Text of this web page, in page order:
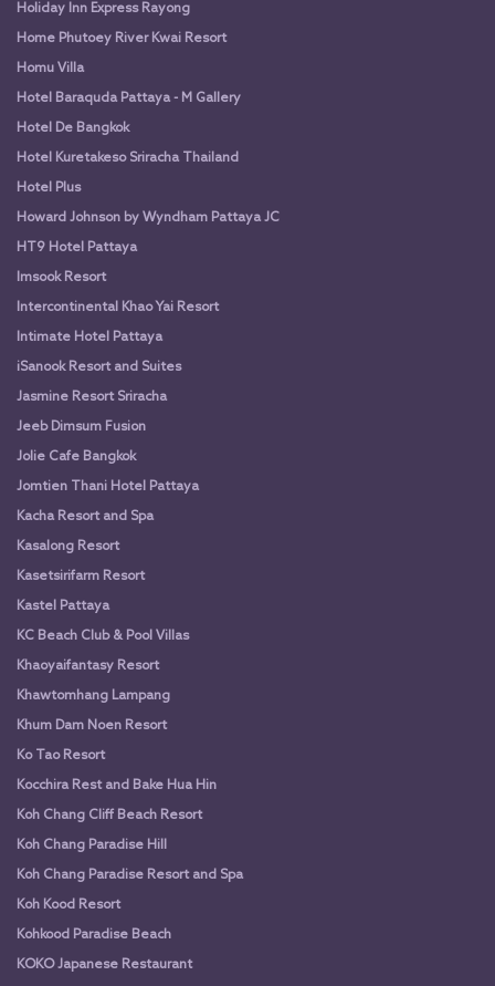
Holiday Inn Express Rayong
Home Phutoey River Kwai Resort
Homu Villa
Hotel Baraquda Pattaya - M Gallery
Hotel De Bangkok
Hotel Kuretakeso Sriracha Thailand
Hotel Plus
Howard Johnson by Wyndham Pattaya JC
HT9 Hotel Pattaya
Imsook Resort
Intercontinental Khao Yai Resort
Intimate Hotel Pattaya
iSanook Resort and Suites
Jasmine Resort Sriracha
Jeeb Dimsum Fusion
Jolie Cafe Bangkok
Jomtien Thani Hotel Pattaya
Kacha Resort and Spa
Kasalong Resort
Kasetsirifarm Resort
Kastel Pattaya
KC Beach Club & Pool Villas
Khaoyaifantasy Resort
Khawtomhang Lampang
Khum Dam Noen Resort
Ko Tao Resort
Kocchira Rest and Bake Hua Hin
Koh Chang Cliff Beach Resort
Koh Chang Paradise Hill
Koh Chang Paradise Resort and Spa
Koh Kood Resort
Kohkood Paradise Beach
KOKO Japanese Restaurant